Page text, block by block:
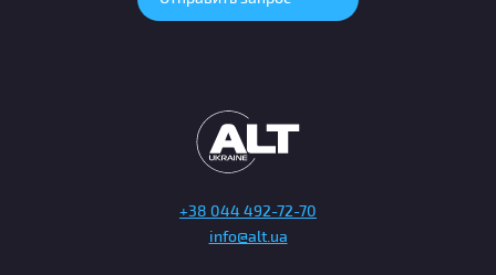
+38 044 492-72-70
info@alt.ua